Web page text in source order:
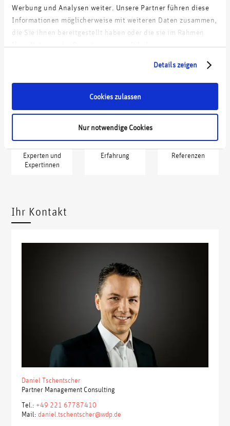
Werbung und Analysen weiter. Unsere Partner führen diese
Informationen möglicherweise mit weiteren Daten zusammen,
die Sie ihnen bereitgestellt haben oder die sie im Rahmen
Ihrer Nutzung der Dienste gesammelt haben.
Details zeigen
Cookies zulassen
Nur notwendige Cookies
Reichweitenaufbau und Leadgenerierung für produzierendes
Unternehmen mit mehrstufigem Vertrieb
Prozess und Proof of Concept zur Reaktivierung veralteter Leads
wdp in Kennzahlen
55
Experten und
Expertinnen
>10 Jahre
Erfahrung
750
Referenzen
Ihr Kontakt
Daniel Tschentscher
Partner Management Consulting
Tel.: +49 221 67787410
Mail: daniel.tschentscher@wdp.de